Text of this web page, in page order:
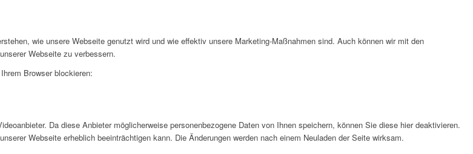
wie unsere Webseite genutzt wird und wie effektiv unsere Marketing-Maßnahmen sind. Auch können wir mit den
Webseite zu verbessern.
Browser blockieren:
Da diese Anbieter möglicherweise personenbezogene Daten von Ihnen speichern, können Sie diese hier deaktivieren.
Webseite erheblich beeinträchtigen kann. Die Änderungen werden nach einem Neuladen der Seite wirksam.